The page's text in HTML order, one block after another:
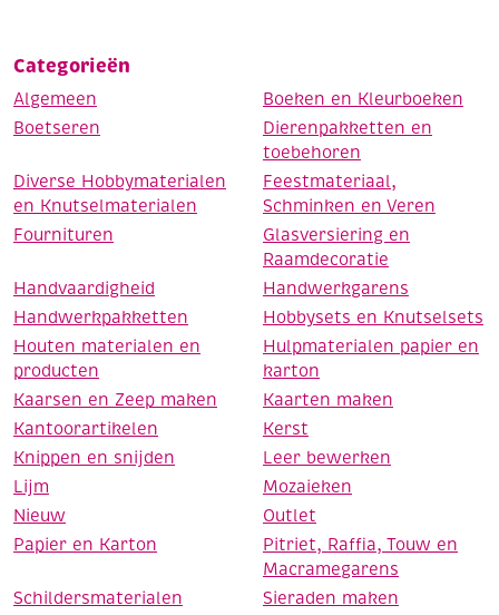
Categorieën
Algemeen
Boeken en Kleurboeken
Boetseren
Dierenpakketten en
toebehoren
Diverse Hobbymaterialen
en Knutselmaterialen
Feestmateriaal,
Schminken en Veren
Fournituren
Glasversiering en
Raamdecoratie
Handvaardigheid
Handwerkgarens
Handwerkpakketten
Hobbysets en Knutselsets
Houten materialen en
producten
Hulpmaterialen papier en
karton
Kaarsen en Zeep maken
Kaarten maken
Kantoorartikelen
Kerst
Knippen en snijden
Leer bewerken
Lijm
Mozaieken
Nieuw
Outlet
Papier en Karton
Pitriet, Raffia, Touw en
Macramegarens
Schildersmaterialen
Sieraden maken